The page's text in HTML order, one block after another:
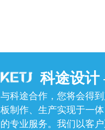
科途设
与科途合作，您将会得
板制作、生产实现于一体
的专业服务。我们以客